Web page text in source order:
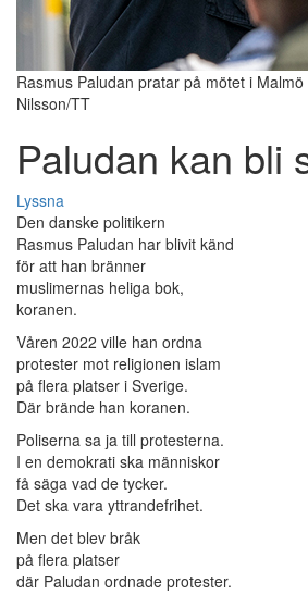
Rasmus Paludan pratar på mötet i
Nilsson/TT
Paludan kan bli
Lyssna
Den danske politikern
Rasmus Paludan har blivit känd
för att han bränner
muslimernas heliga bok,
koranen.
Våren 2022 ville han ordna
protester mot religionen islam
på flera platser i Sverige.
Där brände han koranen.
Poliserna sa ja till protesterna.
I en demokrati ska människor
få säga vad de tycker.
Det ska vara yttrandefrihet.
Men det blev bråk
på flera platser
där Paludan ordnade protester.